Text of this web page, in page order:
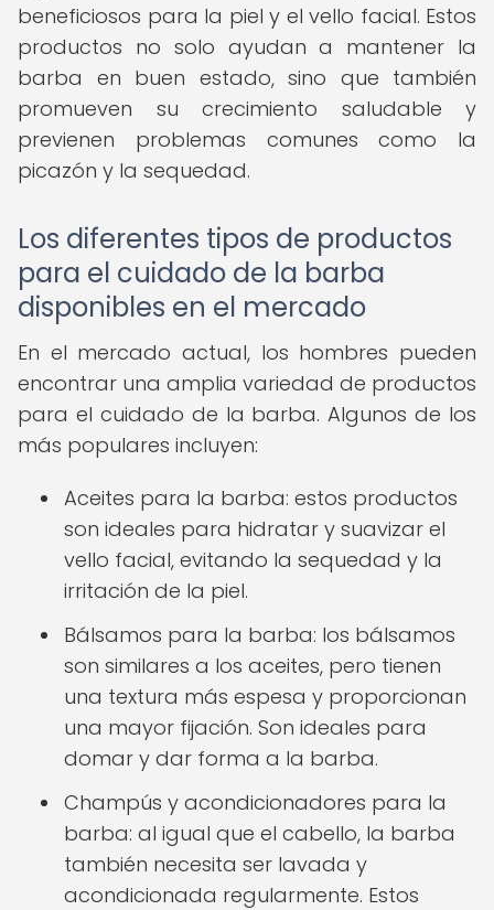
beneficiosos para la piel y el vello facial. Estos
productos no solo ayudan a mantener la
barba en buen estado, sino que también
promueven su crecimiento saludable y
previenen problemas comunes como la
picazón y la sequedad.
Los diferentes tipos de productos
para el cuidado de la barba
disponibles en el mercado
En el mercado actual, los hombres pueden
encontrar una amplia variedad de productos
para el cuidado de la barba. Algunos de los
más populares incluyen:
Aceites para la barba: estos productos
son ideales para hidratar y suavizar el
vello facial, evitando la sequedad y la
irritación de la piel.
Bálsamos para la barba: los bálsamos
son similares a los aceites, pero tienen
una textura más espesa y proporcionan
una mayor fijación. Son ideales para
domar y dar forma a la barba.
Champús y acondicionadores para la
barba: al igual que el cabello, la barba
también necesita ser lavada y
acondicionada regularmente. Estos